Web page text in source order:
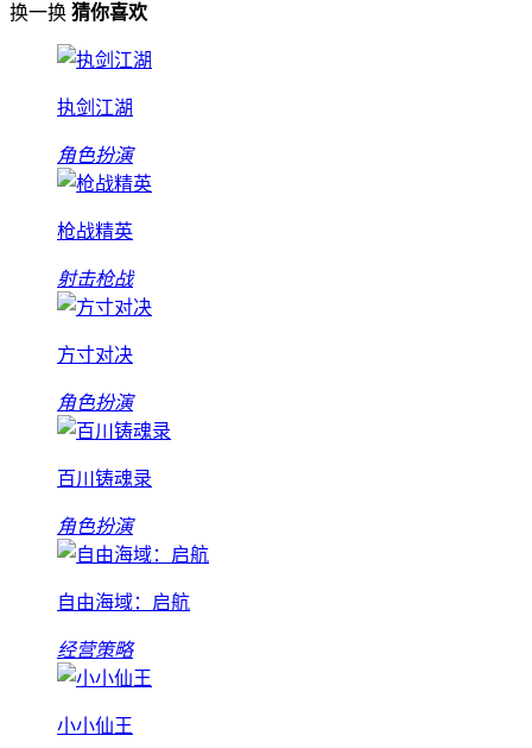
换一换 猜你喜欢
执剑江湖
角色扮演
枪战精英
射击枪战
方寸对决
角色扮演
百川铸魂录
角色扮演
自由海域：启航
经营策略
小小仙王